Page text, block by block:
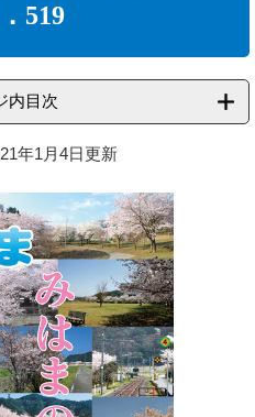
519
内目次
年1月4日更新